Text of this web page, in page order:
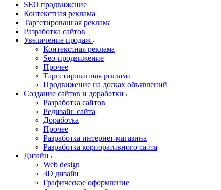
SEO продвижение
Контекстная реклама
Таргетированная реклама
Разработка сайтов
Увеличение продаж
Контекстная реклама
Seo-продвижение
Прочее
Таргетированная реклама
Продвижение на досках объявлений
Создание сайтов и доработки
Разработка сайтов
Редизайн сайта
Доработка
Прочее
Разработка интернет-магазина
Разработка корпоративного сайта
Дизайн
Web design
3D дизайн
Графическое оформление